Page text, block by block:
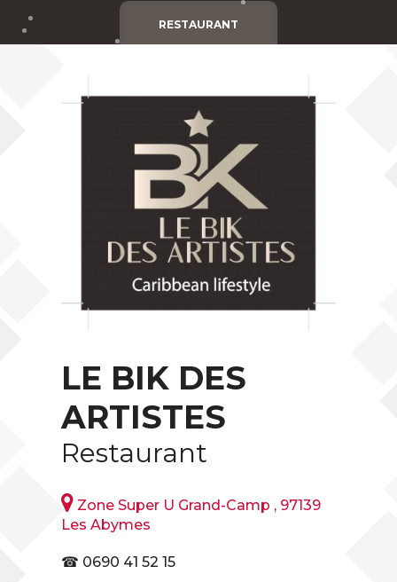
RESTAURANT
LE BIK DES
ARTISTES
Restaurant
Zone Super U Grand-Camp , 97139
Les Abymes
☎ 0690 41 52 15